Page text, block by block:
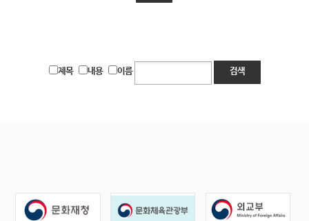
제목 내용 이름 검색